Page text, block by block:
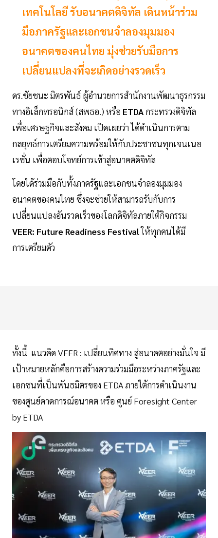
เทคโนโลยี รับอนาคตดิจิทัล เดินหน้าร่วม
มือภาครัฐและเอกชนจำลองมุมมอง
อนาคตของคนไทย มุ่งช่วยรับมือการ
เปลี่ยนแปลงที่จะเกิดอย่างรวดเร็ว
ดร.ชัยชนะ มิตรพันธ์ ผู้อำนวยการสำนักงานพัฒนาธุรกรรม
ทางอิเล็กทรอนิกส์ (สพธอ.) หรือ ETDA กระทรวงดิจิทัล
เพื่อเศรษฐกิจและสังคม เปิดเผยว่า ได้ดำเนินการตาม
กลยุทธ์การเตรียมความพร้อมให้กับประชาชนทุกเจนเนอ
เรชั่น เพื่อตอบโจทย์การเข้าสู่อนาคตดิจิทัล
โดยได้ร่วมมือกับทั้งภาครัฐและเอกชนจำลองมุมมอง
อนาคตของคนไทย ซึ่งจะช่วยให้สามารถรับกับการ
เปลี่ยนแปลงอันรวดเร็วของโลกดิจิทัลภายใต้กิจกรรม
VEER: Future Readiness Festivalให้ทุกคนได้มี
การเตรียมตัว
ทั้งนี้ แนวคิด VEER : เปลี่ยนทิศทาง สู่อนาคตอย่างมั่นใจ มี
เป้าหมายหลักคือการสร้างความร่วมมือระหว่างภาครัฐและ
เอกชนที่เป็นพันธมิตรของ ETDA ภายใต้การดำเนินงาน
ของศูนย์คาดการณ์อนาคต หรือ ศูนย์ Foresight Center
by ETDA